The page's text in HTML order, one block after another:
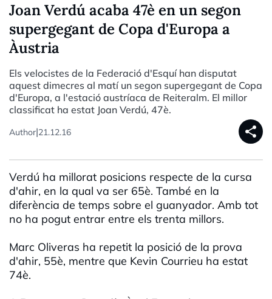
Joan Verdú acaba 47è en un segon
supergegant de Copa d'Europa a
Àustria
Els velocistes de la Federació d'Esquí han disputat
aquest dimecres al matí un segon supergegant de Copa
d'Europa, a l'estació austríaca de Reiteralm. El millor
classificat ha estat Joan Verdú, 47è.
Author|21.12.16 share
Verdú ha millorat posicions respecte de la cursa
d'ahir, en la qual va ser 65è. També en la
diferència de temps sobre el guanyador. Amb tot
no ha pogut entrar entre els trenta millors.
Marc Oliveras ha repetit la posició de la prova
d'ahir, 55è, mentre que Kevin Courrieu ha estat
74è.